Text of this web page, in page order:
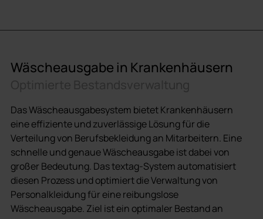
Wäscheausgabe in Krankenhäusern
Das Wäscheausgabesystem bietet Krankenhäusern
eine effiziente und zuverlässige Lösung für die
Verteilung von Berufsbekleidung an Mitarbeitern. Eine
schnelle und genaue Wäscheausgabe ist dabei von
großer Bedeutung. Das textag-System automatisiert
diesen Prozess und optimiert die Verwaltung von
Personalkleidung für eine reibungslose
Wäscheausgabe. Ziel ist ein optimaler Bestand an